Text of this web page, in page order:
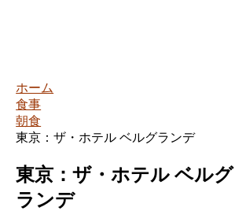
ホーム
食事
朝食
東京：ザ・ホテル ベルグランデ
東京：ザ・ホテル ベルグ
ランデ